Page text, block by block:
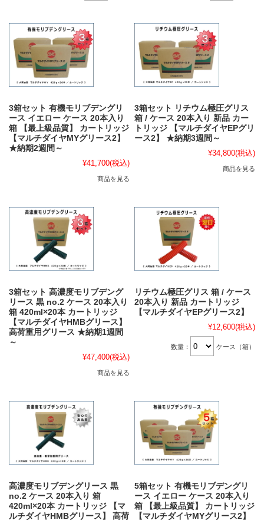
3箱セット 有機モリブデングリ
ース イエロー ケース 20本入り
箱 【最上級品質】 カートリッジ
【マルチダイヤMYグリース2】
★納期2週間～
¥41,700(税込)
商品を見る
3箱セット リチウム極圧グリス
箱 / ケース 20本入り 新品 カー
トリッジ 【マルチダイヤEPグリ
ース2】 ★納期3週間～
¥34,800(税込)
商品を見る
3箱セット 高濃度モリブデング
リース 黒 no.2 ケース 20本入り
箱 420ml×20本 カートリッジ
【マルチダイヤHMBグリース】
高荷重用グリース ★納期1週間
～
¥47,400(税込)
商品を見る
リチウム極圧グリス 箱 / ケース
20本入り 新品 カートリッジ
【マルチダイヤEPグリース2】
¥12,600(税込)
数量： ケース（箱）
高濃度モリブデングリース 黒
no.2 ケース 20本入り 箱
420ml×20本 カートリッジ 【マ
ルチダイヤHMBグリース】 高荷
5箱セット 有機モリブデングリ
ース イエロー ケース 20本入り
箱 【最上級品質】 カートリッジ
【マルチダイヤMYグリース2】